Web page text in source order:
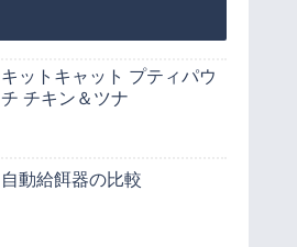
キットキャット プティパウ
チ チキン＆ツナ
自動給餌器の比較